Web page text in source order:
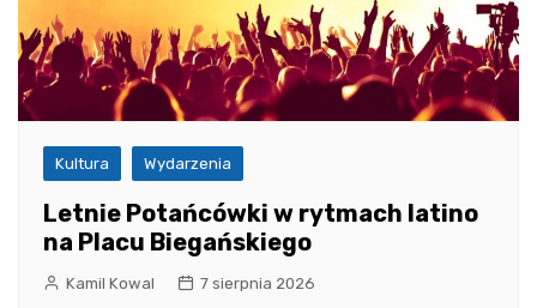
Kultura Wydarzenia
Letnie Potańcówki w rytmach latino
na Placu Biegańskiego
Kamil Kowal 7 sierpnia 2026